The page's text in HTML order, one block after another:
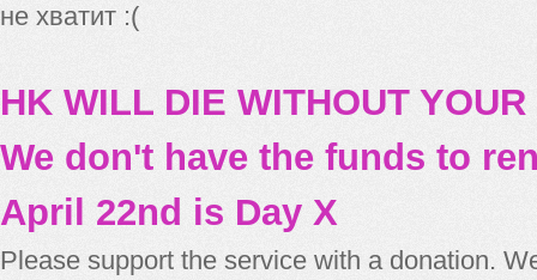
не хватит :(
HK WILL DIE WITHOUT
We don't have the funds to
April 22nd is Day X
Please support the service with a donation.